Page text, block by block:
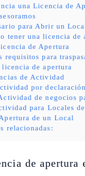
una Licencia de
para Abrir un
tener una licencia de
de Apertura
requisitos para
de apertura
de Actividad
por
de negocios
para Locales
de un Local
relacionadas:
de apertura